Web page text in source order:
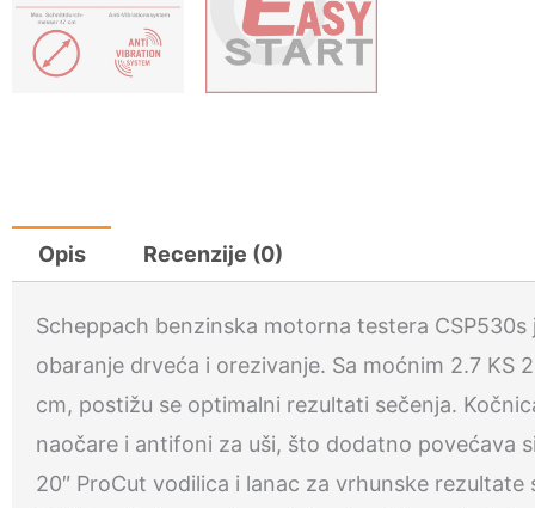
Opis Recenzije (0)
Scheppach benzinska motorna testera
obaranje drveća i orezivanje. Sa moćnim 2.7
cm, postižu se optimalni rezultati sečenja.
naočare i antifoni za uši, što dodatno povećava
20″ ProCut vodilica i lanac za vrhunske